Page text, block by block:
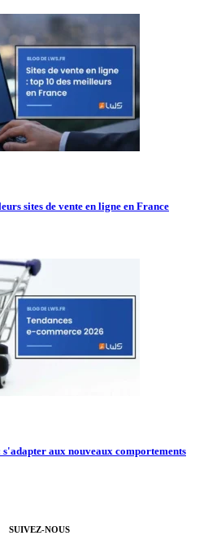
sites de vente en ligne en France
s'adapter aux nouveaux comportements
SUIVEZ-NOUS